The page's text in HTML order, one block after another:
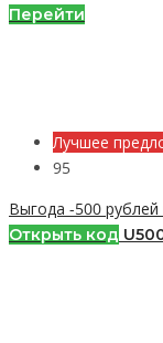
Перейти
Лучшее
95
Выгода -500
Открыть код